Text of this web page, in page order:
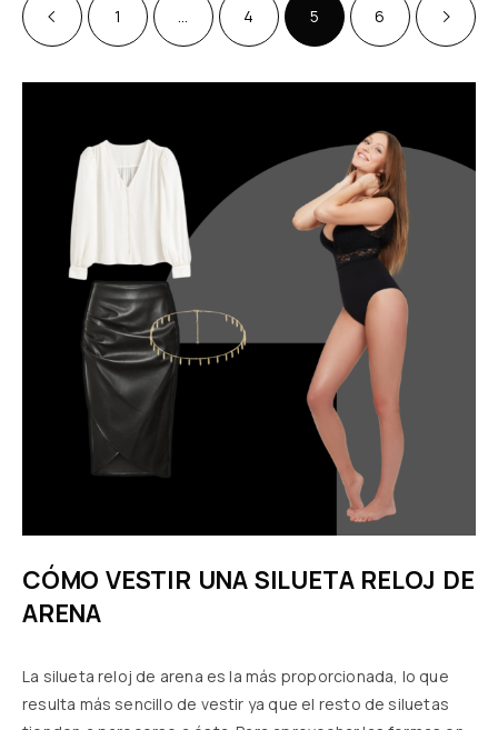
1 4 5 6
CÓMO VESTIR UNA SILUETA RELOJ DE
ARENA
La silueta reloj de arena es la más proporcionada, lo que
resulta más sencillo de vestir ya que el resto de siluetas